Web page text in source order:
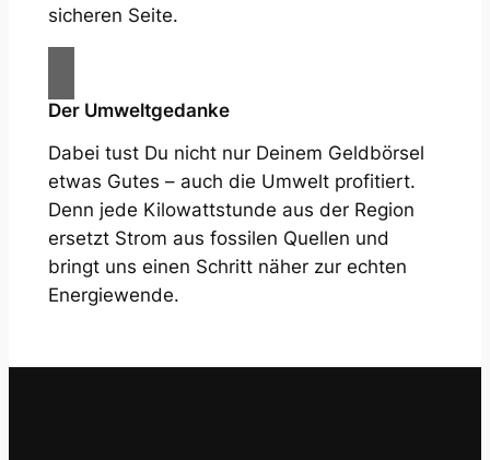
sicheren Seite.
Der Umweltgedanke
Dabei tust Du nicht nur Deinem Geldbörsel
etwas Gutes – auch die Umwelt profitiert.
Denn jede Kilowattstunde aus der Region
ersetzt Strom aus fossilen Quellen und
bringt uns einen Schritt näher zur echten
Energiewende.